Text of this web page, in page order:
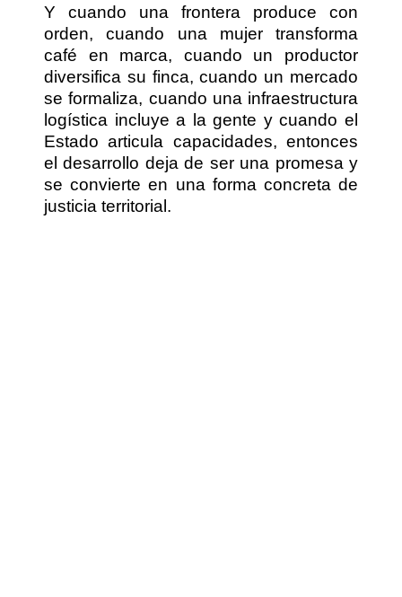
Y cuando una frontera produce con
orden, cuando una mujer transforma
café en marca, cuando un productor
diversifica su finca, cuando un mercado
se formaliza, cuando una infraestructura
logística incluye a la gente y cuando el
Estado articula capacidades, entonces
el desarrollo deja de ser una promesa y
se convierte en una forma concreta de
justicia territorial.